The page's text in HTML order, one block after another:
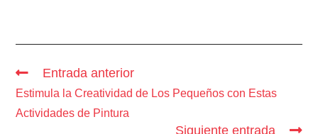
Entrada anterior
Estimula la Creatividad de Los Pequeños con Estas
Actividades de Pintura
Siguiente entrada